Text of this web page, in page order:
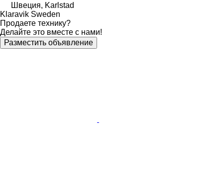
Швеция, Karlstad
Klaravik Sweden
Продаете технику?
Делайте это вместе с нами!
Разместить объявление